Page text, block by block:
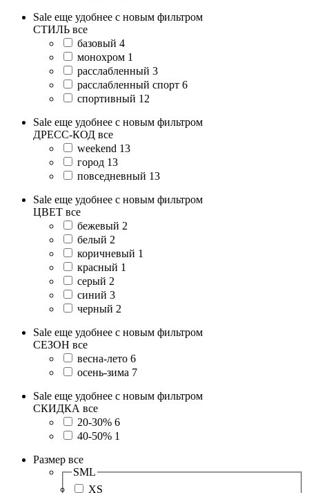
Sale еще удобнее с новым фильтром
СТИЛЬ все
базовый 4
монохром 1
расслабленный 3
расслабленный спорт 6
спортивный 12
Sale еще удобнее с новым фильтром
ДРЕСС-КОД все
weekend 13
город 13
повседневный 13
Sale еще удобнее с новым фильтром
ЦВЕТ все
бежевый 2
белый 2
коричневый 1
красный 1
серый 2
синий 3
черный 2
Sale еще удобнее с новым фильтром
СЕЗОН все
весна-лето 6
осень-зима 7
Sale еще удобнее с новым фильтром
СКИДКА все
20-30% 6
40-50% 1
Размер все
SML
XS